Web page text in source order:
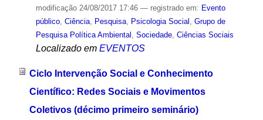
modificação24/08/2017 17:46 — registrado em: Evento
público, Ciência, Pesquisa, Psicologia Social , Grupo de
Pesquisa Política Ambiental , Sociedade, Ciências Sociais
Localizado em EVENTOS
Ciclo Intervenção Social e Conhecimento
Científico: Redes Sociais e Movimentos
Coletivos (décimo primeiro seminário)